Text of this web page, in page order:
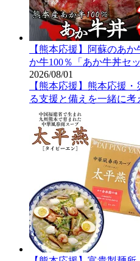
【熊本応援】阿蘇のあ
か牛100％「あか牛丼セッ
2026/08/01
【熊本応援】熊本応援
る支援と備えを一緒に考